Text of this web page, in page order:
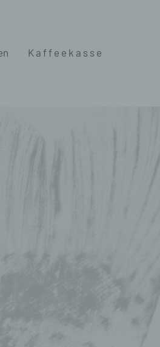
K a f f e e k a s s e